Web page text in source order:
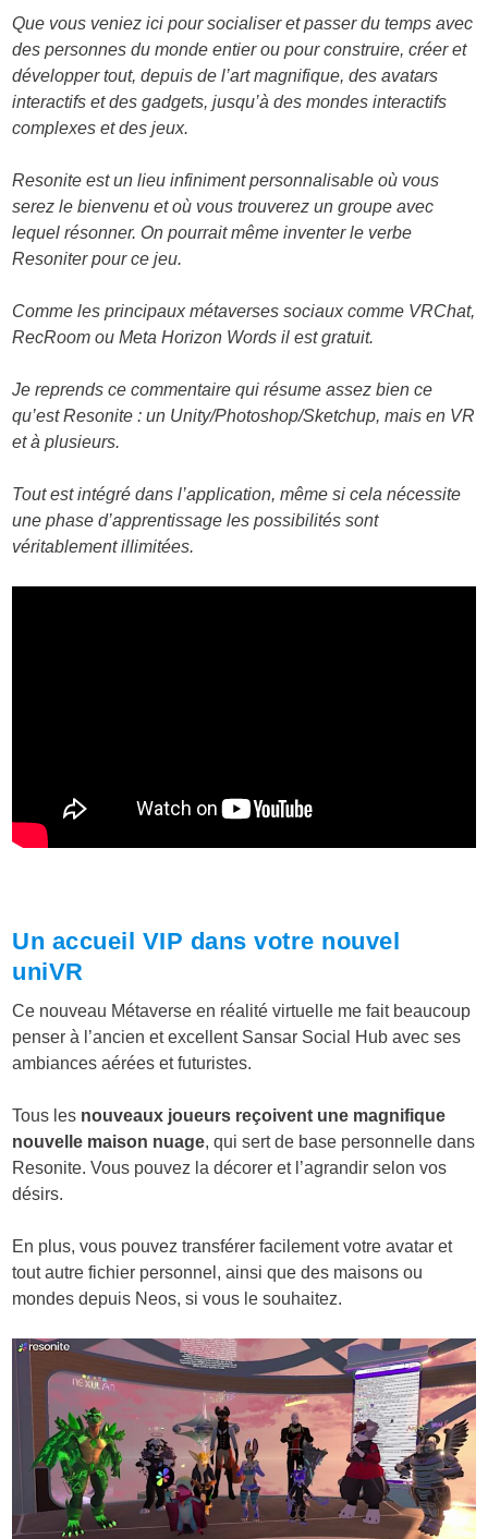
Que vous veniez ici pour socialiser et passer du temps avec
des personnes du monde entier ou pour construire, créer et
développer tout, depuis de l’art magnifique, des avatars
interactifs et des gadgets, jusqu’à des mondes interactifs
complexes et des jeux.
Resonite est un lieu infiniment personnalisable où vous
serez le bienvenu et où vous trouverez un groupe avec
lequel résonner. On pourrait même inventer le verbe
Resoniter pour ce jeu.
Comme les principaux métaverses sociaux comme VRChat,
RecRoom ou Meta Horizon Words il est gratuit.
Je reprends ce commentaire qui résume assez bien ce
qu’est Resonite : un Unity/Photoshop/Sketchup, mais en VR
et à plusieurs.
Tout est intégré dans l’application, même si cela nécessite
une phase d’apprentissage les possibilités sont
véritablement illimitées.
Un accueil VIP dans votre nouvel
uniVR
Ce nouveau Métaverse en réalité virtuelle me fait beaucoup
penser à l’ancien et excellent Sansar Social Hub avec ses
ambiances aérées et futuristes.
Tous les nouveaux joueurs reçoivent une magnifique
nouvelle maison nuage, qui sert de base personnelle dans
Resonite. Vous pouvez la décorer et l’agrandir selon vos
désirs.
En plus, vous pouvez transférer facilement votre avatar et
tout autre fichier personnel, ainsi que des maisons ou
mondes depuis Neos, si vous le souhaitez.